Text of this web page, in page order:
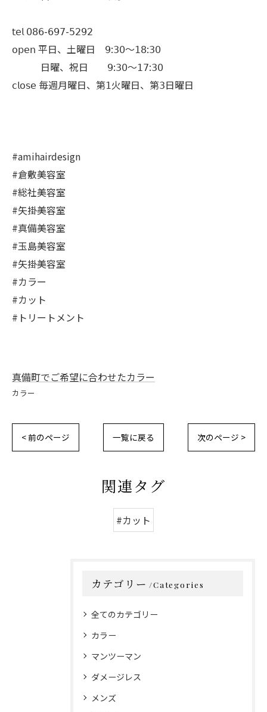
𝗍𝖾𝗅 𝟢𝟪𝟨-𝟨𝟫𝟩-𝟧𝟤𝟫𝟤
𝗈𝗉𝖾𝗇 平日、土曜日 𝟫:𝟥𝟢〜𝟣𝟪:𝟥𝟢
日曜、祝日 𝟫:𝟥𝟢〜𝟣𝟩:𝟥𝟢
𝖼𝗅𝗈𝗌𝖾 毎週月曜日、第𝟣火曜日、第𝟥日曜日
#amihairdesign
#倉敷美容室
#総社美容室
#矢掛美容室
#真備美容室
#玉島美容室
#矢掛美容室
#カラー
#カット
#トリートメント
真備町でご希望に合わせたカラー
カラー
< 前のページ 一覧に戻る 次のページ >
関連タグ
#カット
カテゴリー Categories
全てのカテゴリー
カラー
マンツーマン
ダメージレス
メンズ